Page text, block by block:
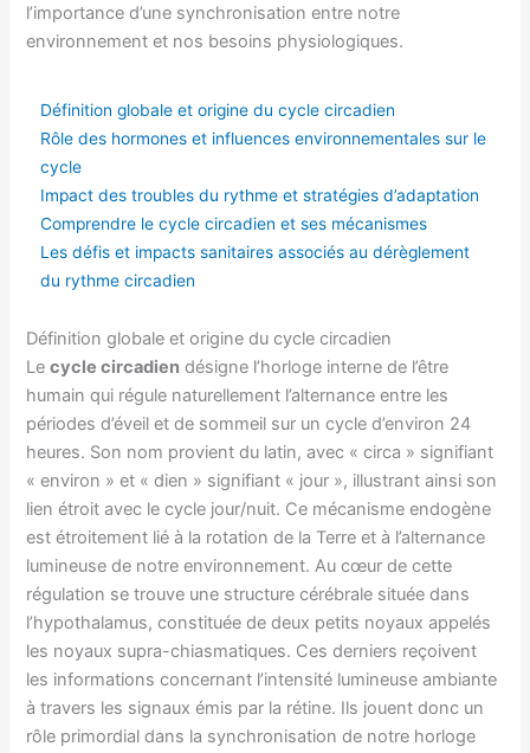
l’importance d’une synchronisation entre notre
environnement et nos besoins physiologiques.
Définition globale et origine du cycle circadien
Rôle des hormones et influences environnementales sur le
cycle
Impact des troubles du rythme et stratégies d’adaptation
Comprendre le cycle circadien et ses mécanismes
Les défis et impacts sanitaires associés au dérèglement
du rythme circadien
Définition globale et origine du cycle circadien
Lecycle circadien désigne l’horloge interne de l’être
humain qui régule naturellement l’alternance entre les
périodes d’éveil et de sommeil sur un cycle d’environ 24
heures. Son nom provient du latin, avec « circa » signifiant
« environ » et « dien » signifiant « jour », illustrant ainsi son
lien étroit avec le cycle jour/nuit. Ce mécanisme endogène
est étroitement lié à la rotation de la Terre et à l’alternance
lumineuse de notre environnement. Au cœur de cette
régulation se trouve une structure cérébrale située dans
l’hypothalamus, constituée de deux petits noyaux appelés
les noyaux supra-chiasmatiques. Ces derniers reçoivent
les informations concernant l’intensité lumineuse ambiante
à travers les signaux émis par la rétine. Ils jouent donc un
rôle primordial dans la synchronisation de notre horloge